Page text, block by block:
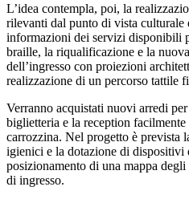
L’idea contempla, poi, la
rilevanti dal punto di vista culturale
informazioni dei servizi disponibili
braille, la riqualificazione e la
dell’ingresso con proiezioni
realizzazione di un percorso tattile
Verranno acquistati nuovi arredi
biglietteria e la reception
carrozzina. Nel progetto è prevista
igienici e la dotazione di dispositivi
posizionamento di una mappa
di ingresso.